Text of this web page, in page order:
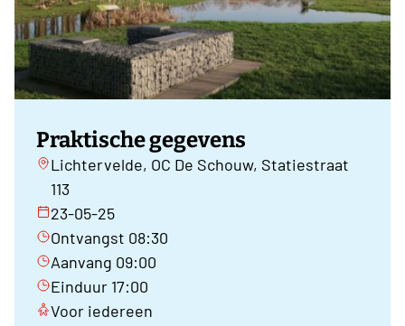
Praktische gegevens
Lichtervelde, OC De Schouw, Statiestraat
113
23-05-25
Ontvangst 08:30
Aanvang 09:00
Einduur 17:00
Voor iedereen